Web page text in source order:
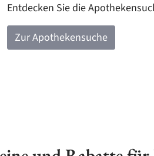
Entdecken Sie die
Zur Apothekensuche